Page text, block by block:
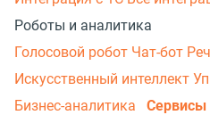
Роботы и аналитика
Голосовой робот Чат-бот
Искусственный интеллект
Бизнес-аналитика
Сервисы